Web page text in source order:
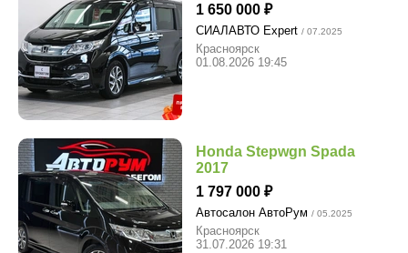
1 650 000
СИАЛАВТО Expert / 07.2025
Красноярск
01.08.2026 19:45
Honda Stepwgn Spada
2017
1 797 000
Автосалон АвтоРум / 05.2025
Красноярск
31.07.2026 19:31